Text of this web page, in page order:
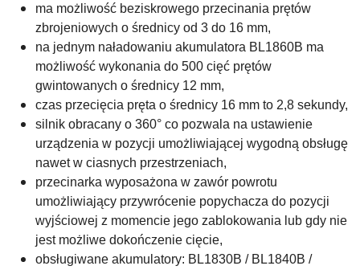
ma możliwość beziskrowego przecinania prętów
zbrojeniowych o średnicy od 3 do 16 mm,
na jednym naładowaniu akumulatora BL1860B ma
możliwość wykonania do 500 cięć prętów
gwintowanych o średnicy 12 mm,
czas przecięcia pręta o średnicy 16 mm to 2,8 sekundy,
silnik obracany o 360° co pozwala na ustawienie
urządzenia w pozycji umożliwiającej wygodną obsługę
nawet w ciasnych przestrzeniach,
przecinarka wyposażona w zawór powrotu
umożliwiający przywrócenie popychacza do pozycji
wyjściowej z momencie jego zablokowania lub gdy nie
jest możliwe dokończenie cięcie,
obsługiwane akumulatory: BL1830B / BL1840B /